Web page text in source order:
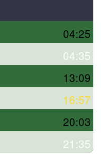
04:25
04:35
13:09
16:57
20:03
21:35